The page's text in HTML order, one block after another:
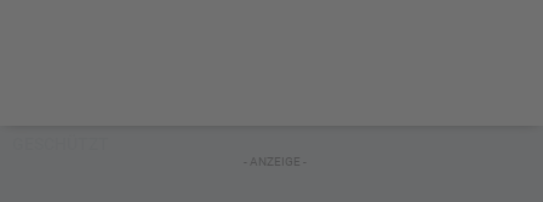
- ANZEIGE -